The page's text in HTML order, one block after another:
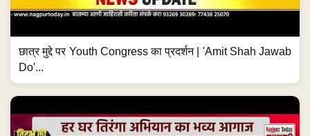
छात्र मुद्दे पर Youth Congress का प्रदर्शन | 'Amit Shah Jawab
Do'...